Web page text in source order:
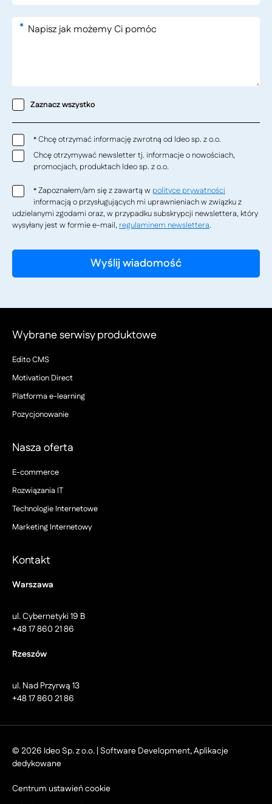
*
Zaznacz wszystko
*Chcę otrzymać informację zwrotną od Ideo sp. z o.o.
Chcę otrzymywać newsletter tj. informacje o nowościach,
promocjach, produktach Ideo sp. z o.o.
*Zapoznałem/am się z zawartą w polityce prywatności
informacją o przysługujących mi uprawnieniach w związku z
udzielanymi zgodami oraz, w przypadku subskrypcji newslettera, który
wysyłany jest w formie e-mail, regulaminem newslettera.
Wybrane serwisy produktowe
Edito CMS
Motivation Direct
Platforma e-learning
Pozycjonowanie
Nasza oferta
E-commerce
Rozwiązania IT
Technologie Internetowe
Marketing Internetowy
Kontakt
Warszawa
ul. Cybernetyki 19 B
+48 17 860 21 86
Rzeszów
ul. Nad Przyrwą 13
+48 17 860 21 86
© 2026 Ideo Sp. z o.o. | Software Development, Aplikacje
dedykowane
Centrum ustawień cookie